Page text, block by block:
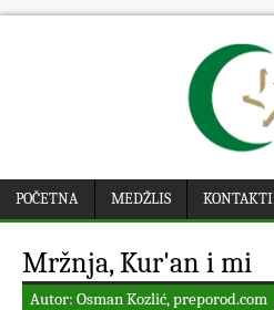
POČETNA MEDŽLIS KONTAKTI
Mržnja, Kur'an i mi
Autor: Osman Kozlić, preporod.com